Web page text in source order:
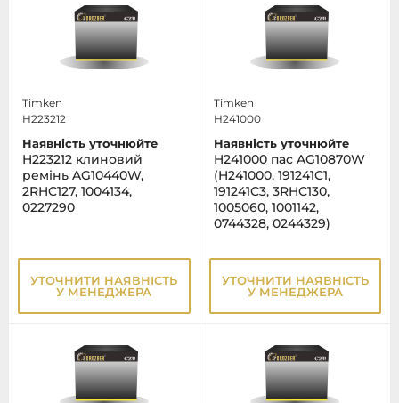
Timken
H223212
Наявність уточнюйте
H223212 клиновий
ремінь AG10440W,
2RHC127, 1004134,
0227290
УТОЧНИТИ НАЯВНІСТЬ
У МЕНЕДЖЕРА
Timken
H241000
Наявність уточнюйте
H241000 пас AG10870W
(H241000, 191241C1,
191241C3, 3RHC130,
1005060, 1001142,
0744328, 0244329)
УТОЧНИТИ НАЯВНІСТЬ
У МЕНЕДЖЕРА